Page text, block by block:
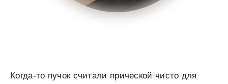
Когда-то пучок считали прической чисто для